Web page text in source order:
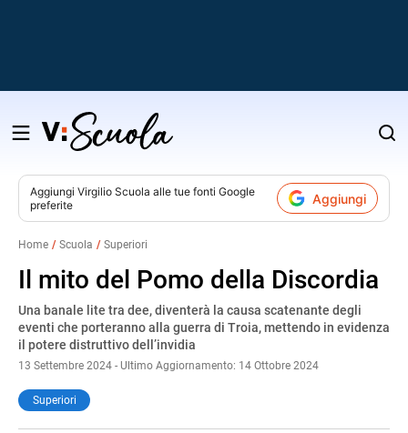
Salta
contenuto
Aggiungi Virgilio Scuola alle tue fonti Google
preferite
Aggiungi
Home Scuola Superiori
Il mito del Pomo della Discordia
Una banale lite tra dee, diventerà la causa scatenante degli
eventi che porteranno alla guerra di Troia, mettendo in evidenza
il potere distruttivo dell’invidia
13 Settembre 2024 - Ultimo Aggiornamento: 14 Ottobre 2024
Superiori